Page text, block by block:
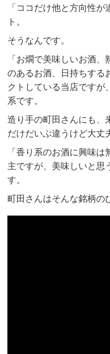
「ココだけ他と方向性
ト。
そうなんです。
「お燗で美味しいお酒
のあるお酒、日持ちする
クトしている当店ですが
系です。
造り手の町田さんにも、
だけだいぶ違うけど大丈
「香り系のお酒に興味
主ですが、美味しいと思
す。
町田さんはそんな銘柄の